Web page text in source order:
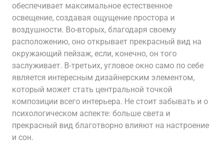
обеспечивает максимальное естественное
освещение, создавая ощущение простора и
воздушности. Во-вторых, благодаря своему
расположению, оно открывает прекрасный вид на
окружающий пейзаж, если, конечно, он того
заслуживает. В-третьих, угловое окно само по себе
является интересным дизайнерским элементом,
который может стать центральной точкой
композиции всего интерьера. Не стоит забывать и о
психологическом аспекте: больше света и
прекрасный вид благотворно влияют на настроение
и сон.